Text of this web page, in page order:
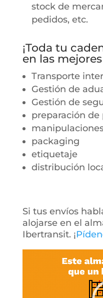
stock de
pedidos, etc.
¡Toda tu
en las
Transporte
Gestión de
Gestión de
preparación de
packaging
etiquetaje
distribución
Si tus envíos
alojarse en el
Ibertransit. ¡